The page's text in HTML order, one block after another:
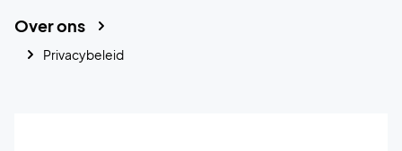
Over ons
Privacybeleid